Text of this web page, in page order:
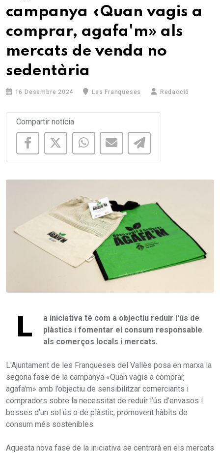
campanya «Quan vagis a
comprar, agafa'm» als
mercats de venda no
sedentària
16 Desembre 2024 Les Franqueses Redacció
Compartir notícia
L
a iniciativa té com a objectiu reduir l'ús de
plàstics i fomentar el consum responsable
als comerços locals i mercats.
L'Ajuntament de les Franqueses del Vallès posa en marxa la
segona fase de la campanya «Quan vagis a comprar,
agafa'm» amb l’objectiu de sensibilitzar comerciants i
compradors sobre la necessitat de reduir l’ús d’envasos i
bosses d’un sol ús o de plàstic, promovent hàbits de
consum més sostenibles.
Aquesta nova fase de la iniciativa se centrarà en els mercats